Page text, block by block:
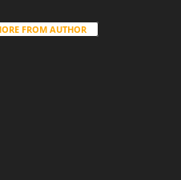
FROM AUTHOR